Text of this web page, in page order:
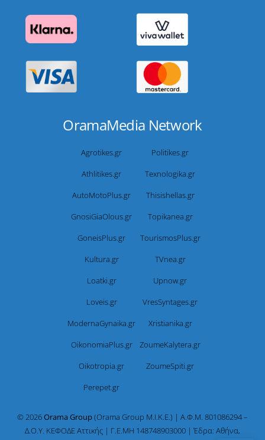
OramaMedia Network
Agrotikes.gr
Politikes.gr
Athlitikes.gr
Texnologika.gr
AutoMotoPlus.gr
Thisishellas.gr
GnosiGiaOlous.gr
Topikanea.gr
GoneisPlus.gr
TourismosPlus.gr
Kultura.gr
TVnea.gr
Loatki.gr
Upnow.gr
Loveis.gr
VresSyntages.gr
ModernaGynaika.gr
Xristianika.gr
OikonomiaPlus.gr
ZoumeKalytera.gr
Oikotropia.gr
ZoumeSpiti.gr
Perepet.gr
© 2026Orama Group(Orama Group Μ.Ι.Κ.Ε.) | Α.Φ.Μ. 801086294 –
Δ.Ο.Υ. ΚΕΦΟΔΕ Αττικής | Γ.Ε.ΜΗ 148748903000 | Έδρα: Αθήνα,